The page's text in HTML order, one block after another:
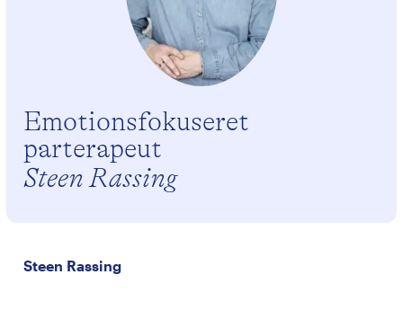
Emotionsfokuseret
parterapeut
Steen Rassing
Steen Rassing